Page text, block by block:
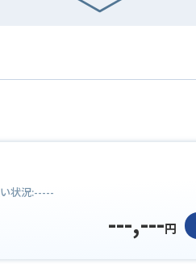
状況:-----
---,---円